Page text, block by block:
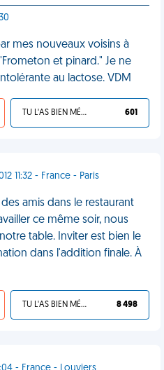
mes nouveaux voisins à
et pinard." Je ne
au lactose. VDM
TU L'AS BIEN MÉRITÉ 601
11:32 - France - Paris
amis dans le restaurant
ce même soir, nous
table. Inviter est bien le
dans l'addition finale. À
TU L'AS BIEN MÉRITÉ 8 498